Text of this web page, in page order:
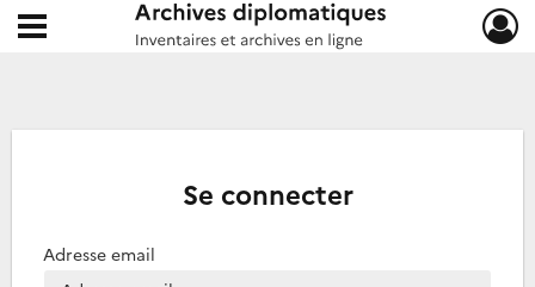
Archives diplomatiques
Ouvrir le menu déroulant
Se connecter
Adresse email